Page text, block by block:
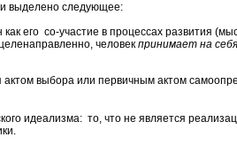
выделено следующее:
его со-участие в процессах развития
человек принимает на
актом выбора или первичным актом
идеализма: то, что не является